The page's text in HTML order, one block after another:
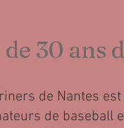
de 30 ans
de Nantes
de baseball